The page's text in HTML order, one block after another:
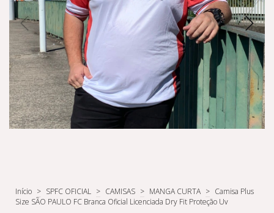
Início > SPFC OFICIAL > CAMISAS > MANGA CURTA > Camisa Plus
Size SÃO PAULO FC Branca Oficial Licenciada Dry Fit Proteção Uv